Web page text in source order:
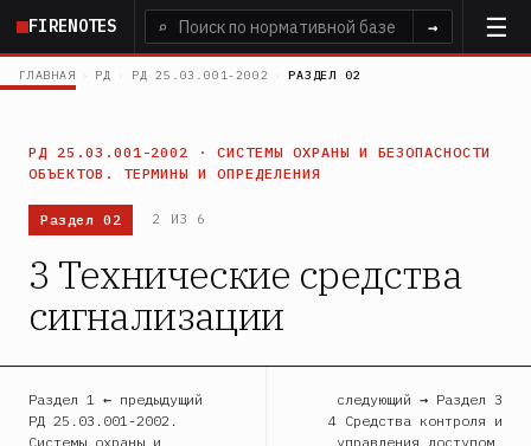
Перейти
основному
FIRENOTES ⌕ →
ГЛАВНАЯ › РД › РД 25.03.001-2002 › РАЗДЕЛ 02
РД 25.03.001-2002 · СИСТЕМЫ ОХРАНЫ И БЕЗОПАСНОСТИ
ОБЪЕКТОВ. ТЕРМИНЫ И ОПРЕДЕЛЕНИЯ
Раздел 02 2 ИЗ 6
3 Технические средства
сигнализации
Раздел 1 ← предыдущий
РД 25.03.001-2002.
Системы охраны и
следующий → Раздел 3
4 Средства контроля и
управления доступом,